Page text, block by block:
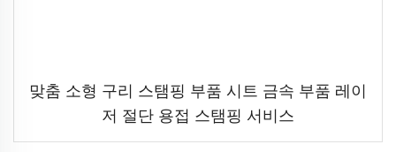
맞춤 소형 구리 스탬핑 부품 시트 금속 부품 레이
저 절단 용접 스탬핑 서비스